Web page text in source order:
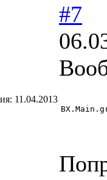
11.04.2013
#7